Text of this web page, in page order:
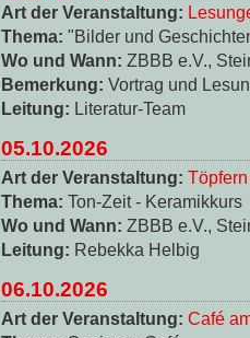
Art der Veranstaltung:
Thema: "Bilder und
Wo und Wann: ZBBB e.V.,
Bemerkung: Vortrag und
Leitung: Literatur-Team
05.10.2026
Art der Veranstaltung: Töpfern
Thema: Ton-Zeit - Keramikkurs
Wo und Wann: ZBBB e.V.,
Leitung: Rebekka Helbig
06.10.2026
Art der Veranstaltung: Café